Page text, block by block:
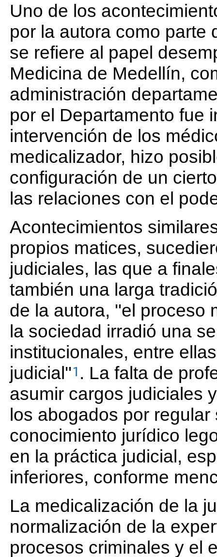
Uno de los
por la autora como parte
se refiere al papel
Medicina de Medellín,
administración
por el Departamento fue
intervención de los
medicalizador, hizo
configuración de un
las relaciones con el
Acontecimientos
propios matices,
judiciales, las que a
también una larga
de la autora, ''el proceso
la sociedad irradió una
institucionales, entre
judicial''1 . La falta de
asumir cargos judiciales
los abogados por
conocimiento jurídico
en la práctica judicial,
inferiores, conforme
La medicalización de la
normalización de la
procesos criminales y el